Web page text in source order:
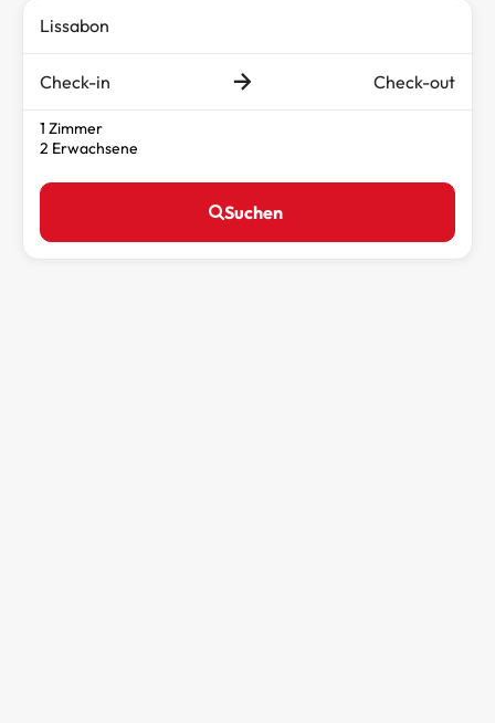
Check-in Check-out
1 Zimmer
2 Erwachsene
Suchen